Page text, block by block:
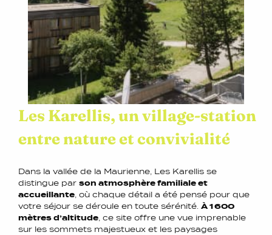
Les Karellis, un village-station
entre nature et convivialité
Dans la vallée de la Maurienne, Les Karellis se
distingue par son atmosphère familiale et
accueillante , où chaque détail a été pensé pour que
votre séjour se déroule en toute sérénité. À 1 600
mètres d’altitude , ce site offre une vue imprenable
sur les sommets majestueux et les paysages